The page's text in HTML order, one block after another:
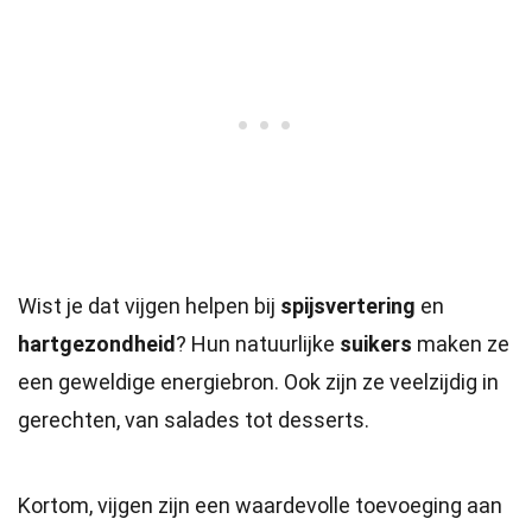
Wist je dat vijgen helpen bij spijsvertering en
hartgezondheid ? Hun natuurlijke suikers maken ze
een geweldige energiebron. Ook zijn ze veelzijdig in
gerechten, van salades tot desserts.
Kortom, vijgen zijn een waardevolle toevoeging aan